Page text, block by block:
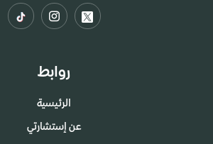
روابط
الرئيسية
عن إستشارتي